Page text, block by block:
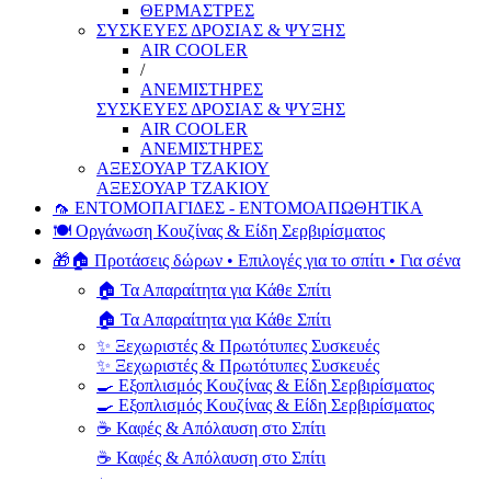
ΘΕΡΜΑΣΤΡΕΣ
ΣΥΣΚΕΥΕΣ ΔΡΟΣΙΑΣ & ΨΥΞΗΣ
AIR COOLER
/
ΑΝΕΜΙΣΤΗΡΕΣ
ΣΥΣΚΕΥΕΣ ΔΡΟΣΙΑΣ & ΨΥΞΗΣ
AIR COOLER
ΑΝΕΜΙΣΤΗΡΕΣ
ΑΞΕΣΟΥΑΡ ΤΖΑΚΙΟΥ
ΑΞΕΣΟΥΑΡ ΤΖΑΚΙΟΥ
🦟 ΕΝΤΟΜΟΠΑΓΙΔΕΣ - ΕΝΤΟΜΟΑΠΩΘΗΤΙΚΑ
🍽️ Οργάνωση Κουζίνας & Είδη Σερβιρίσματος
🎁🏠 Προτάσεις δώρων • Επιλογές για το σπίτι • Για σένα
🏠 Τα Απαραίτητα για Κάθε Σπίτι
🏠 Τα Απαραίτητα για Κάθε Σπίτι
✨ Ξεχωριστές & Πρωτότυπες Συσκευές
✨ Ξεχωριστές & Πρωτότυπες Συσκευές
🍳 Εξοπλισμός Κουζίνας & Είδη Σερβιρίσματος
🍳 Εξοπλισμός Κουζίνας & Είδη Σερβιρίσματος
☕ Καφές & Απόλαυση στο Σπίτι
☕ Καφές & Απόλαυση στο Σπίτι